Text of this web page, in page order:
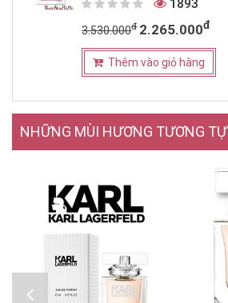
1893
3.530.000đ 2.265.000đ
Thêm vào giỏ hàng
NHỮNG MÙI HƯƠNG TƯƠNG TỰ